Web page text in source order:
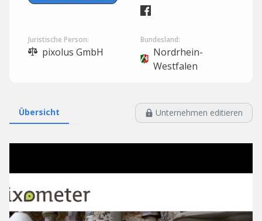
Juristische Person:
pixolus GmbH
Bundesland:
Nordrhein-
Westfalen
Übersicht Unternehmen editieren